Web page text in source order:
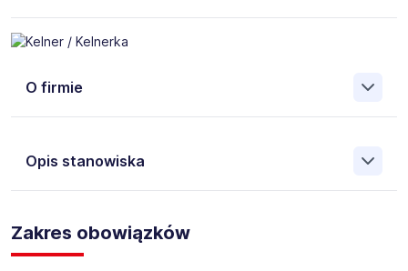
O firmie
Opis stanowiska
poszukujemy pracowników na stanowisko
Kelnerka
Zakres obowiązków